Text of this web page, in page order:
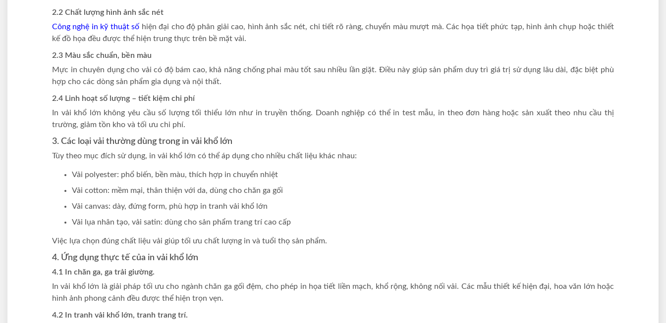
2.2 Chất lượng hình ảnh sắc nét
Công nghệ in kỹ thuật số hiện đại cho độ phân giải cao, hình ảnh sắc nét, chi tiết rõ ràng, chuyển màu mượt mà. Các họa tiết phức tạp, hình ảnh chụp hoặc thiết
kế đồ họa đều được thể hiện trung thực trên bề mặt vải.
2.3 Màu sắc chuẩn, bền màu
Mực in chuyên dụng cho vải có độ bám cao, khả năng chống phai màu tốt sau nhiều lần giặt. Điều này giúp sản phẩm duy trì giá trị sử dụng lâu dài, đặc biệt phù
hợp cho các dòng sản phẩm gia dụng và nội thất.
2.4 Linh hoạt số lượng – tiết kiệm chi phí
In vải khổ lớn không yêu cầu số lượng tối thiểu lớn như in truyền thống. Doanh nghiệp có thể in test mẫu, in theo đơn hàng hoặc sản xuất theo nhu cầu thị
trường, giảm tồn kho và tối ưu chi phí.
3. Các loại vải thường dùng trong in vải khổ lớn
Tùy theo mục đích sử dụng, in vải khổ lớn có thể áp dụng cho nhiều chất liệu khác nhau:
Vải polyester: phổ biến, bền màu, thích hợp in chuyển nhiệt
Vải cotton: mềm mại, thân thiện với da, dùng cho chăn ga gối
Vải canvas: dày, đứng form, phù hợp in tranh vải khổ lớn
Vải lụa nhân tạo, vải satin: dùng cho sản phẩm trang trí cao cấp
Việc lựa chọn đúng chất liệu vải giúp tối ưu chất lượng in và tuổi thọ sản phẩm.
4. Ứng dụng thực tế của in vải khổ lớn
4.1 In chăn ga, ga trải giường.
In vải khổ lớn là giải pháp tối ưu cho ngành chăn ga gối đệm, cho phép in họa tiết liền mạch, khổ rộng, không nối vải. Các mẫu thiết kế hiện đại, hoa văn lớn hoặc
hình ảnh phong cảnh đều được thể hiện trọn vẹn.
4.2 In tranh vải khổ lớn, tranh trang trí.